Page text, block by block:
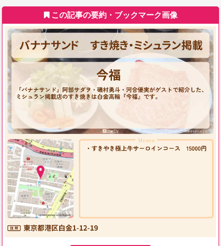
この記事の要約・ブックマーク画像